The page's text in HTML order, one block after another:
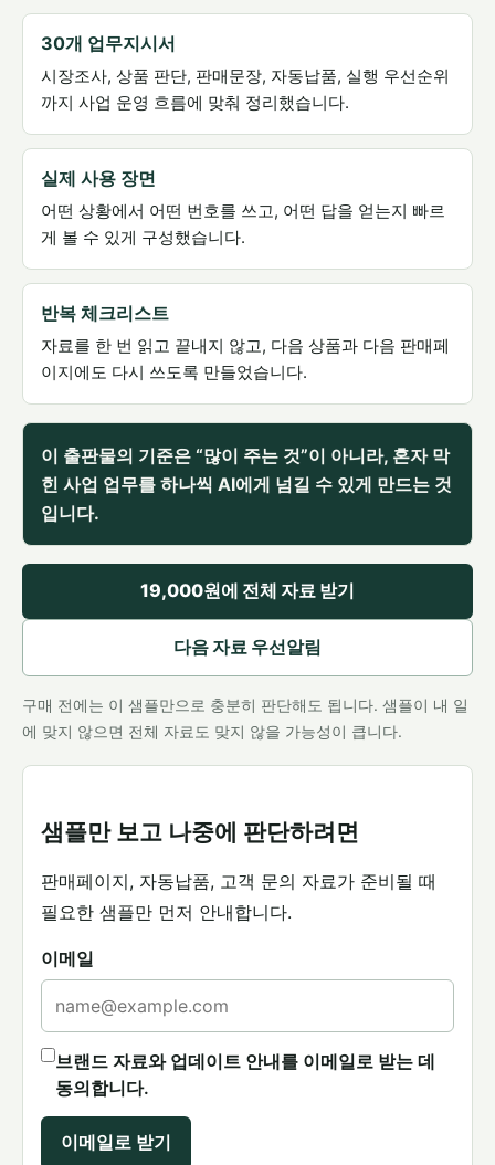
30개 업무지시서
시장조사, 상품 판단, 판매문장, 자동납품, 실행 우선순위
까지 사업 운영 흐름에 맞춰 정리했습니다.
실제 사용 장면
어떤 상황에서 어떤 번호를 쓰고, 어떤 답을 얻는지 빠르
게 볼 수 있게 구성했습니다.
반복 체크리스트
자료를 한 번 읽고 끝내지 않고, 다음 상품과 다음 판매페
이지에도 다시 쓰도록 만들었습니다.
이 출판물의 기준은 “많이 주는 것”이 아니라, 혼자 막
힌 사업 업무를 하나씩 AI에게 넘길 수 있게 만드는 것
입니다.
19,000원에 전체 자료 받기
다음 자료 우선알림
구매 전에는 이 샘플만으로 충분히 판단해도 됩니다. 샘플이 내 일
에 맞지 않으면 전체 자료도 맞지 않을 가능성이 큽니다.
샘플만 보고 나중에 판단하려면
판매페이지, 자동납품, 고객 문의 자료가 준비될 때
필요한 샘플만 먼저 안내합니다.
이메일
브랜드 자료와 업데이트 안내를 이메일로 받는 데
동의합니다.
이메일로 받기